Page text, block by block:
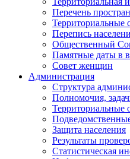
Перечень
Территориальные
Перепись
Общественный
Памятные даты в
Совет женщин
Администрация
Структура
Полномочия,
Территориальные
Защита населения
Результаты
Статистическая